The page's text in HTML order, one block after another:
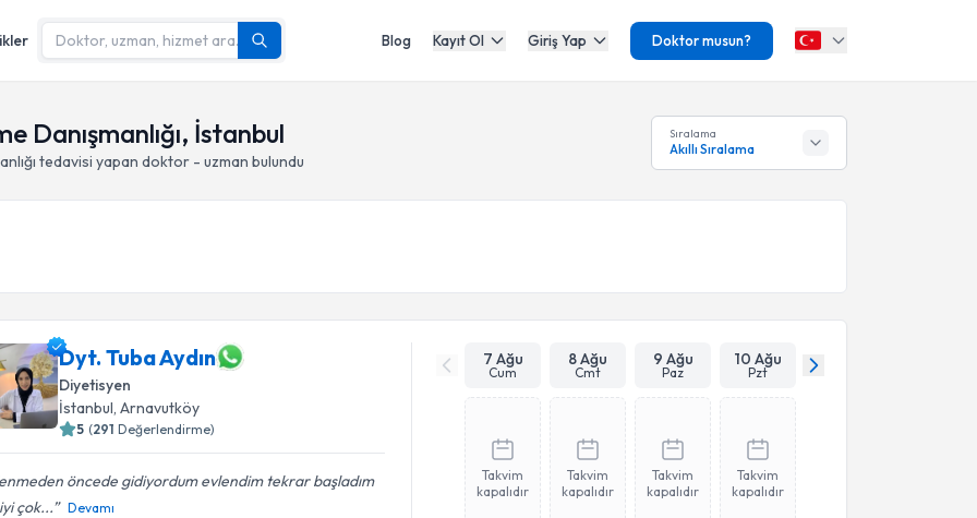
Blog Kayıt Ol Giriş Yap Doktor musun?
Danışmanlığı, İstanbul
tedavisi yapan doktor - uzman bulundu
Sıralama
Akıllı Sıralama
Dyt. Tuba Aydın
Diyetisyen
İstanbul, Arnavutköy
5 (291 Değerlendirme)
öncede gidiyordum evlendim tekrar başladım
çok...
Devamı
7 Ağu
Cum
8 Ağu
Cmt
9 Ağu
Paz
10 Ağu
Pzt
Takvim
kapalıdır
Takvim
kapalıdır
Takvim
kapalıdır
Takvim
kapalıdır